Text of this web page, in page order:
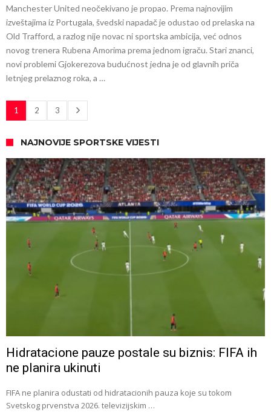
Manchester United neočekivano je propao. Prema najnovijim
izveštajima iz Portugala, švedski napadač je odustao od prelaska na
Old Trafford, a razlog nije novac ni sportska ambicija, već odnos
novog trenera Rubena Amorima prema jednom igraču. Stari znanci,
novi problemi Gjokerezova budućnost jedna je od glavnih priča
letnjeg prelaznog roka, a …
1 2 3
NAJNOVIJE SPORTSKE VIJESTI
Hidratacione pauze postale su biznis: FIFA ih
ne planira ukinuti
FIFA ne planira odustati od hidratacionih pauza koje su tokom
Svetskog prvenstva 2026. televizijskim …